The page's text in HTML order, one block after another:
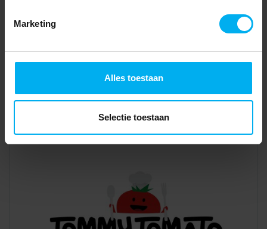
Marketing
Alles toestaan
Selectie toestaan